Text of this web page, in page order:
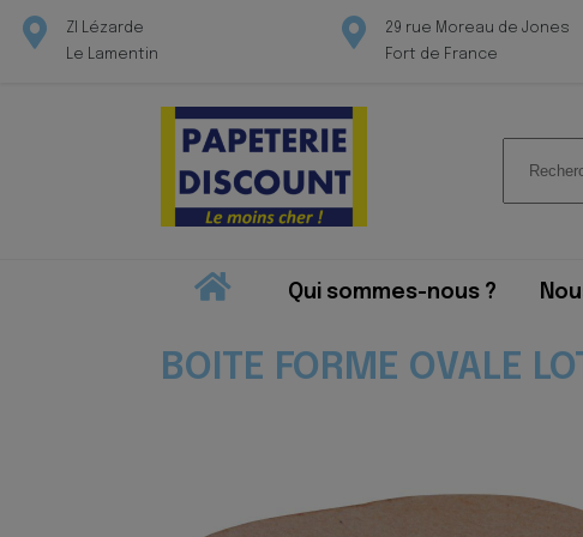
ZI Lézarde
Le Lamentin
29 rue Moreau de Jones
Fort de France
pour :
Qui sommes-nous ?
BOITE FORME OVALE